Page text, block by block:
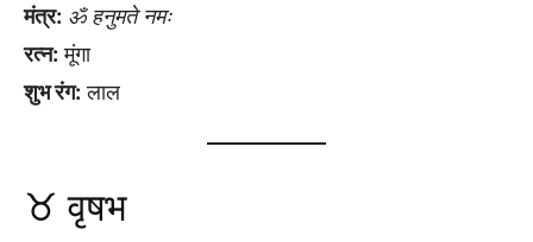
मंत्र: ॐ हनुमते नमः
रत्न: मूंगा
शुभ रंग: लाल
♉ वृषभ